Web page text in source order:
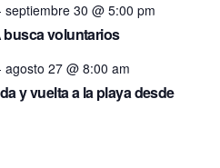
septiembre 30 @ 5:00 pm
busca voluntarios
agosto 27 @ 8:00 am
y vuelta a la playa desde